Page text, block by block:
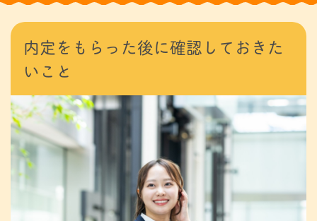
内定をもらった後に確認しておきた
いこと